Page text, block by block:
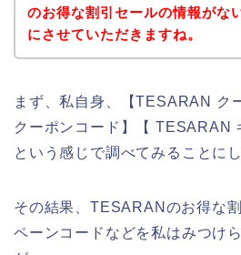
のお得な割引セールの情報がな
にさせていただきますね。
まず、私自身、【TESARAN ク
クーポンコード】【 TESARAN
という感じで調べてみることにし
その結果、TESARANのお得な
ペーンコードなどを私はみつけ